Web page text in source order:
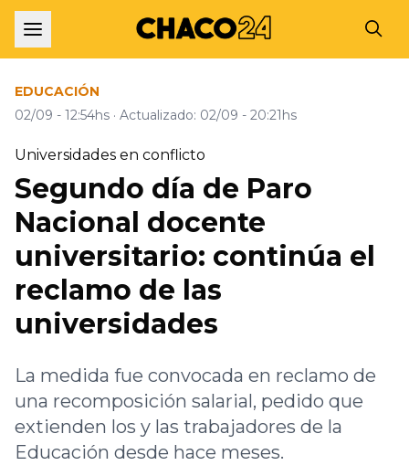
EDUCACIÓN
02/09 - 12:54hs · Actualizado: 02/09 - 20:21hs
Universidades en conflicto
Segundo día de Paro
Nacional docente
universitario: continúa el
reclamo de las
universidades
La medida fue convocada en reclamo de
una recomposición salarial, pedido que
extienden los y las trabajadores de la
Educación desde hace meses.